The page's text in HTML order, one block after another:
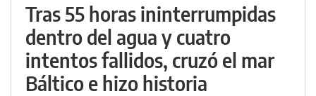
Tras 55 horas ininterrumpidas
dentro del agua y cuatro
intentos fallidos, cruzó el mar
Báltico e hizo historia